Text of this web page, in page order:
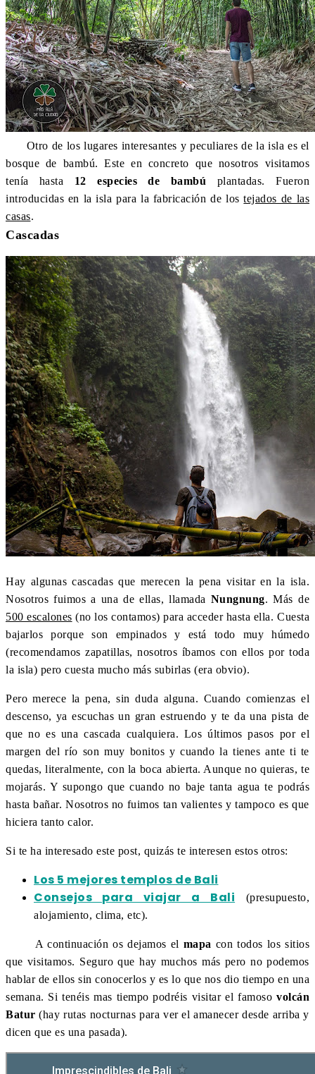
Otro de los lugares interesantes y peculiares de la isla es el
bosque de bambú. Este en concreto que nosotros visitamos
tenía hasta 12 especies de bambú plantadas. Fueron
introducidas en la isla para la fabricación de lostejados de las
casas.
Cascadas
Hay algunas cascadas que merecen la pena visitar en la isla.
Nosotros fuimos a una de ellas, llamada Nungnung. Más de
500 escalones (no los contamos) para acceder hasta ella. Cuesta
bajarlos porque son empinados y está todo muy húmedo
(recomendamos zapatillas, nosotros íbamos con ellos por toda
la isla) pero cuesta mucho más subirlas (era obvio).
Pero merece la pena, sin duda alguna. Cuando comienzas el
descenso, ya escuchas un gran estruendo y te da una pista de
que no es una cascada cualquiera. Los últimos pasos por el
margen del río son muy bonitos y cuando la tienes ante ti te
quedas, literalmente, con la boca abierta. Aunque no quieras, te
mojarás. Y supongo que cuando no baje tanta agua te podrás
hasta bañar. Nosotros no fuimos tan valientes y tampoco es que
hiciera tanto calor.
Si te ha interesado este post, quizás te interesen estos otros:
Los 5 mejores templos de Bali
Consejos para viajar a Bali (presupuesto,
alojamiento, clima, etc).
A continuación os dejamos el mapa con todos los sitios
que visitamos. Seguro que hay muchos más pero no podemos
hablar de ellos sin conocerlos y es lo que nos dio tiempo en una
semana. Si tenéis mas tiempo podréis visitar el famoso volcán
Batur (hay rutas nocturnas para ver el amanecer desde arriba y
dicen que es una pasada).